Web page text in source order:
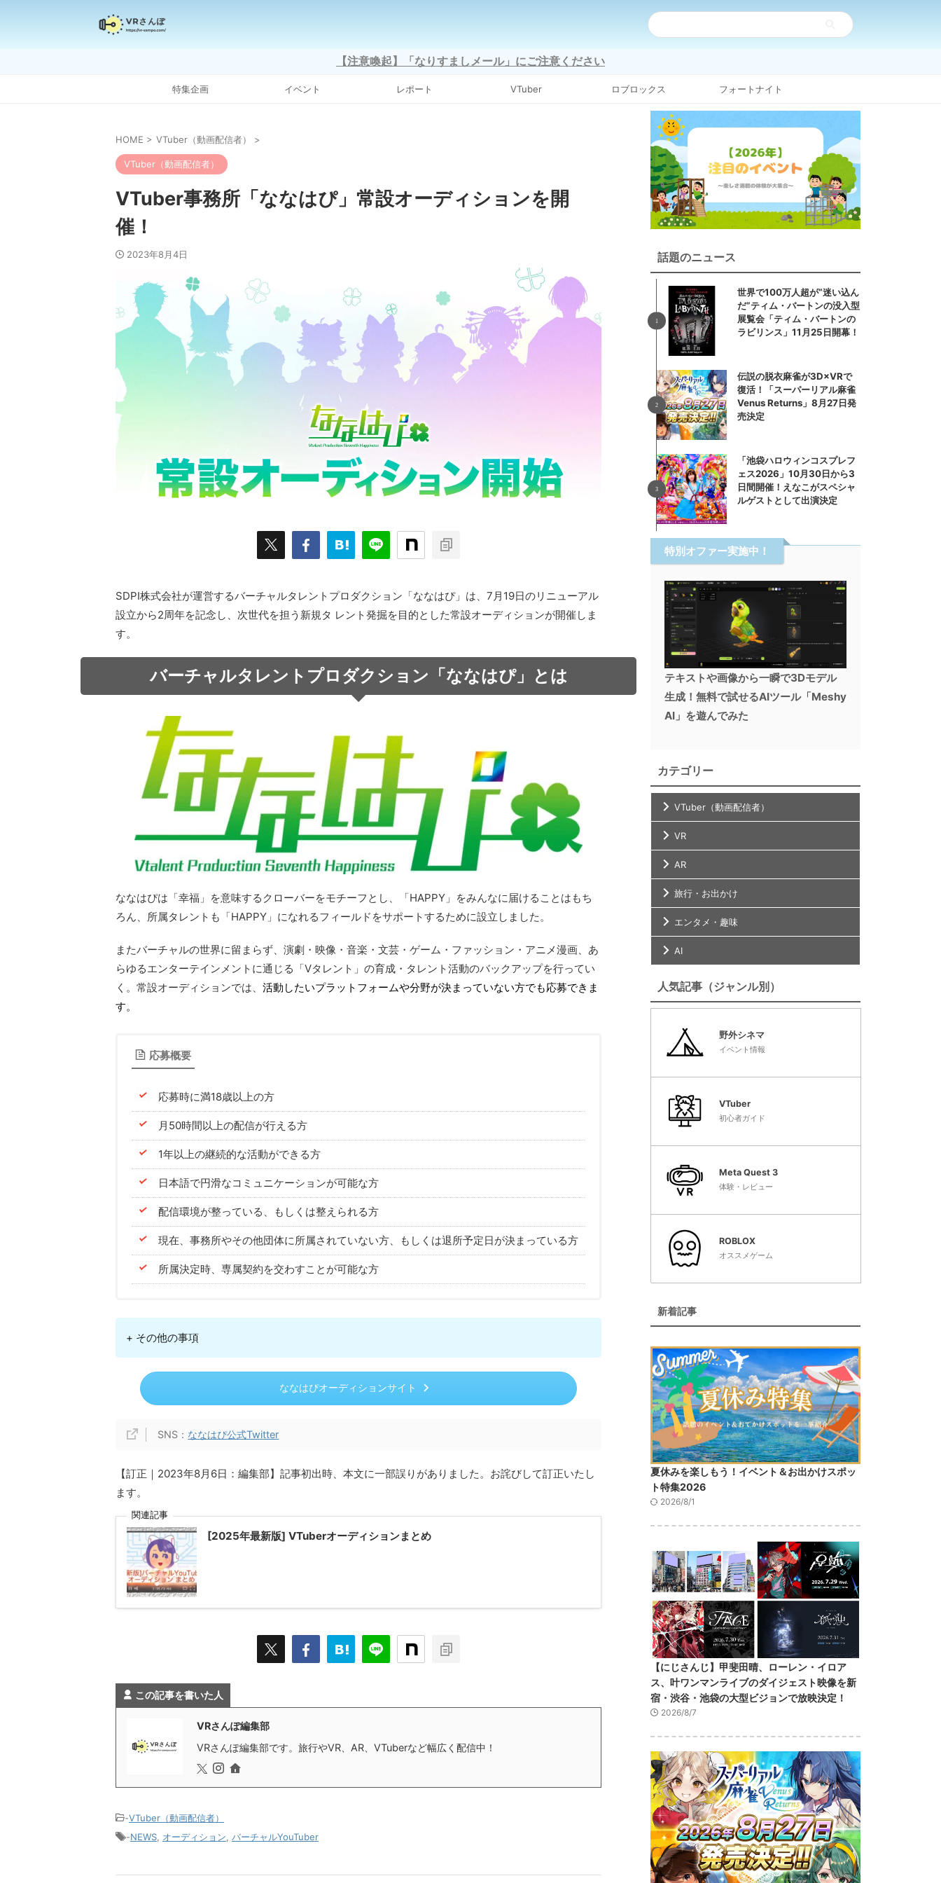
【注意喚起】「なりすましメール」にご注意ください
特集企画 イベント レポート VTuber ロブロックス フォートナイト
HOME > VTuber（動画配信者） >
VTuber（動画配信者）
VTuber事務所「ななはぴ」常設オーディションを開
催！
2023年8月4日
SDPI株式会社が運営するバーチャルタレントプロダクション「ななはぴ」は、7月19日のリニューアル
設立から2周年を記念し、次世代を担う新規タ レント発掘を目的とした常設オーディションが開催しま
す。
バーチャルタレントプロダクション「ななはぴ」とは
ななはぴは「幸福」を意味するクローバーをモチーフとし、「HAPPY」をみんなに届けることはもち
ろん、所属タレントも「HAPPY」になれるフィールドをサポートするために設⽴しました。
またバーチャルの世界に留まらず、演劇・映像・⾳楽・⽂芸・ゲーム・ファッション・アニメ漫画、あ
らゆるエンターテインメントに通じる「Vタレント」の育成・タレント活動のバックアップを行ってい
く。常設オーディションでは、 活動したいプラットフォームや分野が決まっていない方でも応募できま
す。
応募概要
応募時に満18歳以上の⽅
⽉50時間以上の配信が⾏える⽅
1年以上の継続的な活動ができる⽅
⽇本語で円滑なコミュニケーションが可能な⽅
配信環境が整っている、もしくは整えられる⽅
現在、事務所やその他団体に所属されていない⽅、もしくは退所予定⽇が決まっている⽅
所属決定時、専属契約を交わすことが可能な⽅
+ その他の事項
ななはぴオーディションサイト
SNS： ななはぴ公式Twitter
【訂正｜2023年8月6日：編集部】記事初出時、本文に一部誤りがありました。お詫びして訂正いたし
ます。
関連記事
[2025年最新版] VTuberオーディションまとめ
この記事を書いた人
VRさんぽ編集部
VRさんぽ編集部です。旅行やVR、AR、VTuberなど幅広く配信中！
-VTuber（動画配信者）
-NEWS オーディション バーチャルYouTuber
話題のニュース
世界で100万人超が“迷い込ん
だ”ティム・バートンの没入型
展覧会「ティム・バートンの
ラビリンス」11月25日開幕！
伝説の脱衣麻雀が3D×VRで
復活！「スーパーリアル麻雀
Venus Returns」8月27日発
売決定
「池袋ハロウィンコスプレフ
ェス2026」10月30日から3
日間開催！えなこがスペシャ
ルゲストとして出演決定
特別オファー実施中！
テキストや画像から一瞬で3Dモデル
生成！無料で試せるAIツール「Meshy
AI」を遊んでみた
カテゴリー
VTuber（動画配信者）
VR
AR
旅行・お出かけ
エンタメ・趣味
AI
人気記事（ジャンル別）
野外シネマ
イベント情報
VTuber
初心者ガイド
Meta Quest 3
体験・レビュー
ROBLOX
オススメゲーム
新着記事
夏休みを楽しもう！イベント＆お出かけスポッ
ト特集2026
2026/8/1
【にじさんじ】甲斐田晴、ローレン・イロア
ス、叶ワンマンライブのダイジェスト映像を新
宿・渋谷・池袋の大型ビジョンで放映決定！
2026/8/7